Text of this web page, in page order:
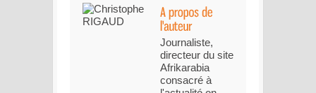
Journaliste,
directeur du site
Afrikarabia
consacré à